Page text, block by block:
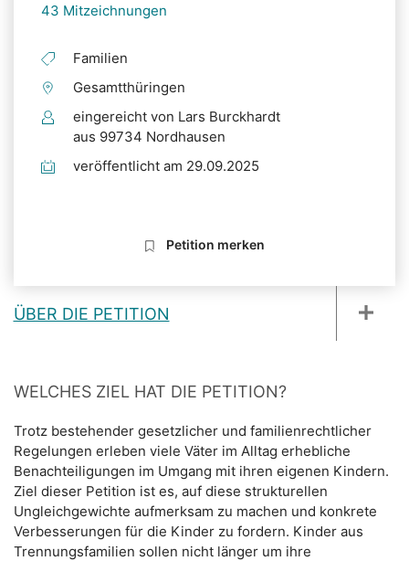
43 Mitzeichnungen
Familien
Gesamtthüringen
eingereicht von Lars Burckhardt
aus 99734 Nordhausen
veröffentlicht am 29.09.2025
Petition merken
ÜBER DIE PETITION
WELCHES ZIEL HAT DIE PETITION?
Trotz bestehender gesetzlicher und familienrechtlicher
Regelungen erleben viele Väter im Alltag erhebliche
Benachteiligungen im Umgang mit ihren eigenen Kindern.
Ziel dieser Petition ist es, auf diese strukturellen
Ungleichgewichte aufmerksam zu machen und konkrete
Verbesserungen für die Kinder zu fordern. Kinder aus
Trennungsfamilien sollen nicht länger um ihre